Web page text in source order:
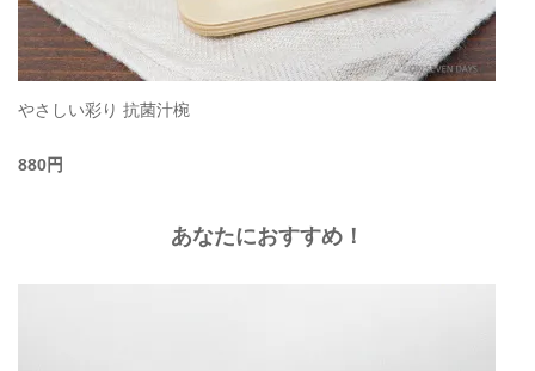
やさしい彩り 抗菌汁椀
880円
あなたにおすすめ！